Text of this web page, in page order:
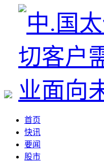
首页
快讯
要闻
股市